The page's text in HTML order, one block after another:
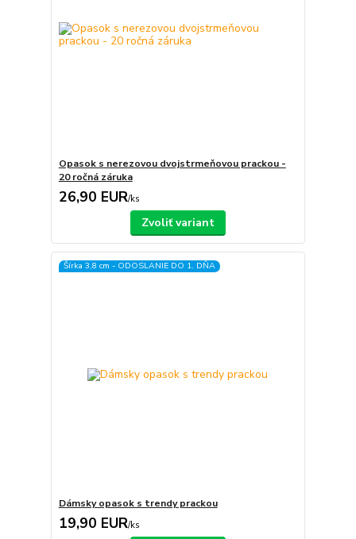
Opasok s nerezovou dvojstrmeňovou prackou -
20 ročná záruka
26,90 EUR/ks
Zvoliť variant
Šírka 3,8 cm - ODOSLANIE DO 1. DŇA
Dámsky opasok s trendy prackou
19,90 EUR/ks